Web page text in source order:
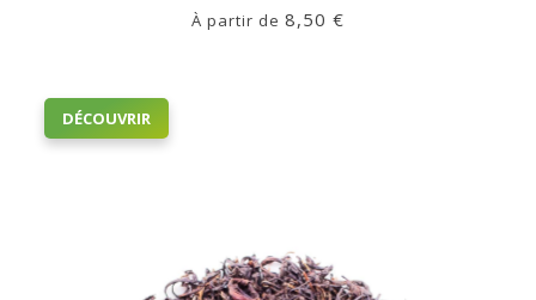
À partir de 8,50 €
DÉCOUVRIR
options
peuvent